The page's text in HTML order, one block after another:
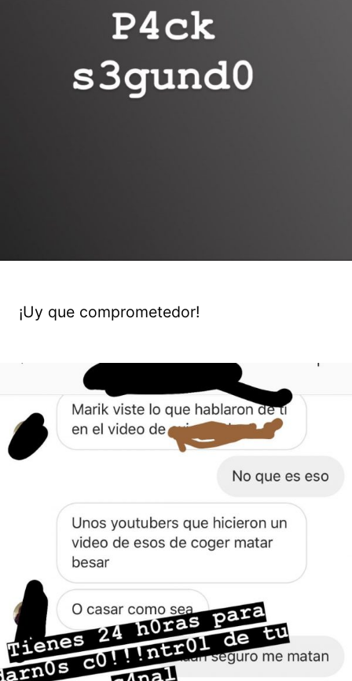
¡Uy que comprometedor!